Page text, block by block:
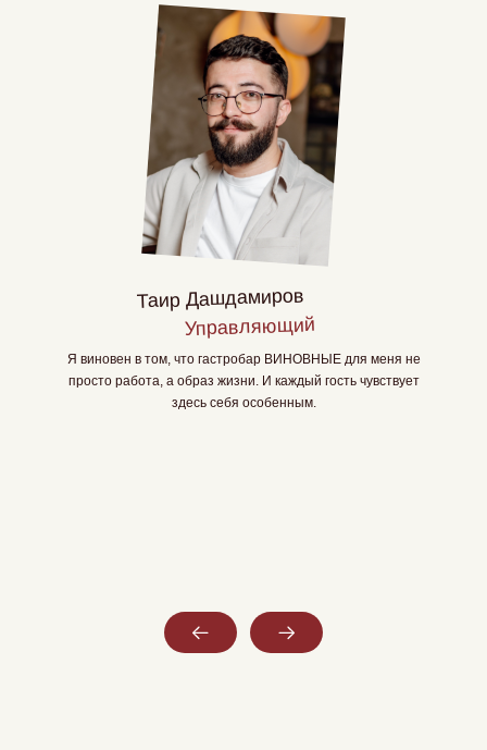
Я виновен в том, что гастробар ВИНОВНЫЕ для меня не
просто работа, а образ жизни. И каждый гость чувствует
здесь себя особенным.
Таир Дашдамиров
Управляющий
Слайд 4